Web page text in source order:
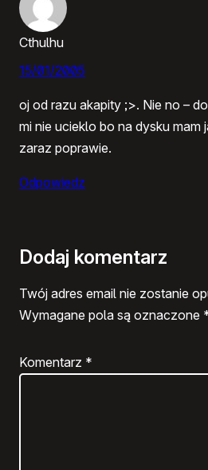
Cthulhu
15/01/2005
oj od razu akapity ;>. Nie no –
mi nie ucieklo bo na dysku mam
zaraz poprawie.
Odpowiedz
Dodaj komentarz
Twój adres email nie zostanie
Wymagane pola są oznaczone
Komentarz *